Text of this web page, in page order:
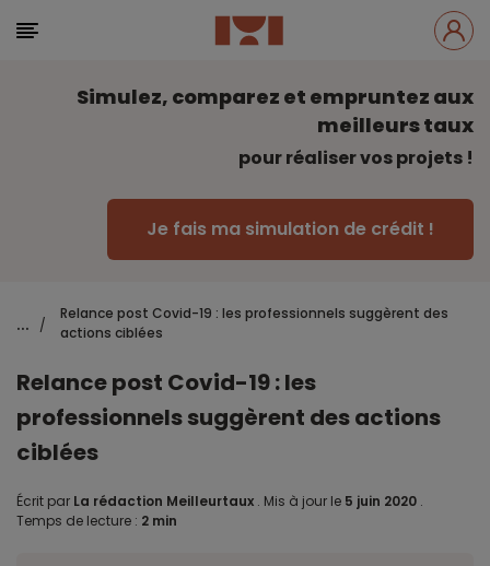
Simulez, comparez et empruntez aux
meilleurs taux
pour réaliser vos projets !
Je fais ma simulation de crédit !
... /
Relance post Covid-19 : les professionnels suggèrent des
actions ciblées
Relance post Covid-19 : les
professionnels suggèrent des actions
ciblées
Écrit par La rédaction Meilleurtaux . Mis à jour le 5 juin 2020 .
Temps de lecture : 2 min